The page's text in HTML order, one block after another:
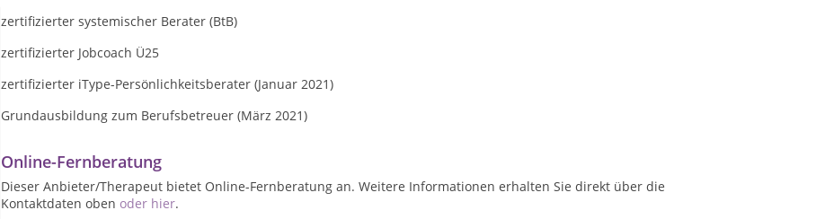
zertifizierter systemischer Berater (BtB)
zertifizierter Jobcoach Ü25
zertifizierter iType-Persönlichkeitsberater (Januar 2021)
Grundausbildung zum Berufsbetreuer (März 2021)
Online-Fernberatung
Dieser Anbieter/Therapeut bietet Online-Fernberatung an. Weitere Informationen erhalten Sie direkt über die
Kontaktdaten oben oder hier.